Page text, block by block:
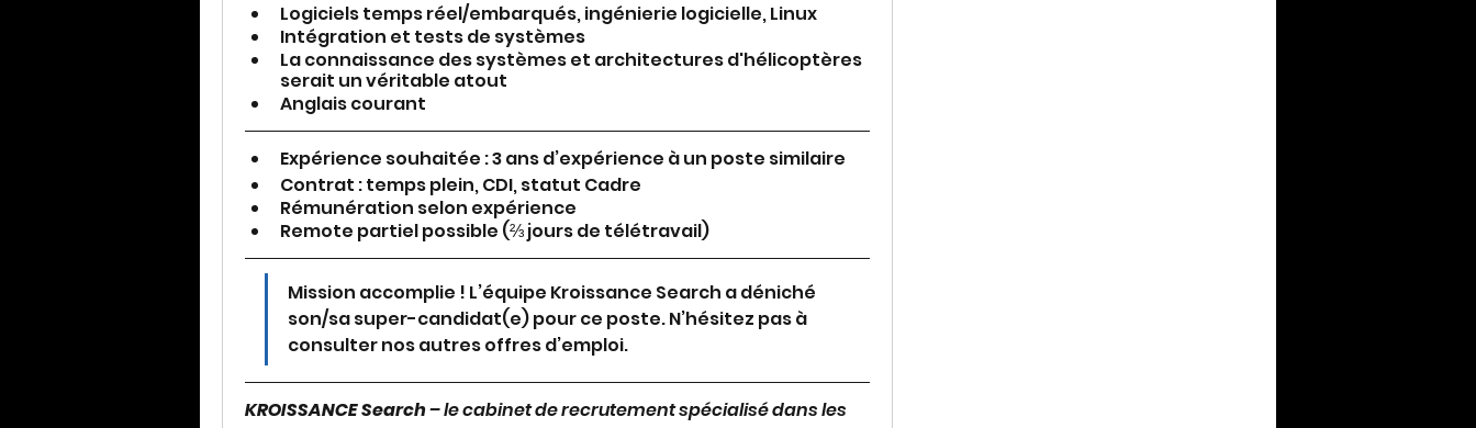
Logiciels temps réel/embarqués, ingénierie logicielle, Linux
Intégration et tests de systèmes
La connaissance des systèmes et architectures d'hélicoptères
serait un véritable atout
Anglais courant
Expérience souhaitée : 3 ans d’expérience à un poste similaire
Contrat : temps plein, CDI, statut Cadre
Rémunération selon expérience
Remote partiel possible (⅔ jours de télétravail)
Mission accomplie ! L’équipe Kroissance Search a déniché
son/sa super-candidat(e) pour ce poste. N’hésitez pas à
consulter nos autres offres d’emploi.
KROISSANCE Search – le cabinet de recrutement spécialisé dans les